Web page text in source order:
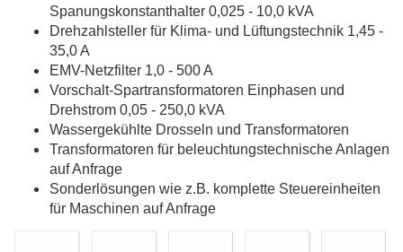
Spanungskonstanthalter 0,025 - 10,0 kVA
Drehzahlsteller für Klima- und Lüftungstechnik 1,45 -
35,0 A
EMV-Netzfilter 1,0 - 500 A
Vorschalt-Spartransformatoren Einphasen und
Drehstrom 0,05 - 250,0 kVA
Wassergekühlte Drosseln und Transformatoren
Transformatoren für beleuchtungstechnische Anlagen
auf Anfrage
Sonderlösungen wie z.B. komplette Steuereinheiten
für Maschinen auf Anfrage